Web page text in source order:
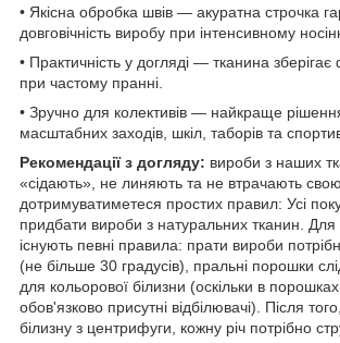
• Якісна обробка швів — акуратна строчка
довговічність виробу при інтенсивному
• Практичність у догляді — тканина
при частому пранні.
• Зручно для колективів — найкраще
масштабних заходів, шкіл, таборів та
Рекомендації з догляду: вироби з наших
«сідають», не линяють та не втрачають
дотримуватиметеся простих правил: Усі
придбати вироби з натуральних тканин.
існують певні правила: прати вироби
(не більше 30 градусів), пральні порошки
для кольорової білизни (оскільки в
обов'язково присутні відбілювачі). Після
білизну з центрифуги, кожну річ потрібно